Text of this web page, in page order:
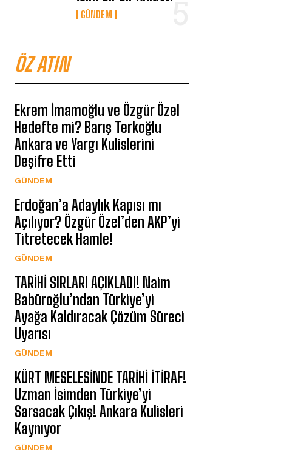
GÜNDEM
ÖZ ATIN
Ekrem İmamoğlu ve Özgür Özel
Hedefte mi? Barış Terkoğlu
Ankara ve Yargı Kulislerini
Deşifre Etti
GÜNDEM
Erdoğan’a Adaylık Kapısı mı
Açılıyor? Özgür Özel’den AKP’yi
Titretecek Hamle!
GÜNDEM
TARİHİ SIRLARI AÇIKLADI! Naim
Babüroğlu’ndan Türkiye’yi
Ayağa Kaldıracak Çözüm Süreci
Uyarısı
GÜNDEM
KÜRT MESELESİNDE TARİHİ İTİRAF!
Uzman İsimden Türkiye’yi
Sarsacak Çıkış! Ankara Kulisleri
Kaynıyor
GÜNDEM